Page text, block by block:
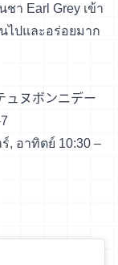
า Earl Grey เข้า
ไปและอร่อยมาก
ュヌボンニデー
, อาทิตย์ 10:30 –